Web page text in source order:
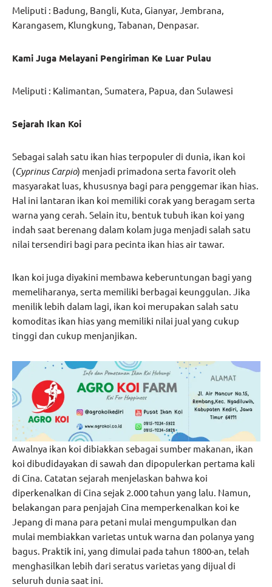
Meliputi : Badung, Bangli, Kuta, Gianyar, Jembrana,
Karangasem, Klungkung, Tabanan, Denpasar.
Kami Juga Melayani Pengiriman Ke Luar Pulau
Meliputi : Kalimantan, Sumatera, Papua, dan Sulawesi
Sejarah Ikan Koi
Sebagai salah satu ikan hias terpopuler di dunia, ikan koi
(Cyprinus Carpio) menjadi primadona serta favorit oleh
masyarakat luas, khususnya bagi para penggemar ikan hias.
Hal ini lantaran ikan koi memiliki corak yang beragam serta
warna yang cerah. Selain itu, bentuk tubuh ikan koi yang
indah saat berenang dalam kolam juga menjadi salah satu
nilai tersendiri bagi para pecinta ikan hias air tawar.
Ikan koi juga diyakini membawa keberuntungan bagi yang
memeliharanya, serta memiliki berbagai keunggulan. Jika
menilik lebih dalam lagi, ikan koi merupakan salah satu
komoditas ikan hias yang memiliki nilai jual yang cukup
tinggi dan cukup menjanjikan.
Awalnya ikan koi dibiakkan sebagai sumber makanan, ikan
koi dibudidayakan di sawah dan dipopulerkan pertama kali
di Cina. Catatan sejarah menjelaskan bahwa koi
diperkenalkan di Cina sejak 2.000 tahun yang lalu. Namun,
belakangan para penjajah Cina memperkenalkan koi ke
Jepang di mana para petani mulai mengumpulkan dan
mulai membiakkan varietas untuk warna dan polanya yang
bagus. Praktik ini, yang dimulai pada tahun 1800-an, telah
menghasilkan lebih dari seratus varietas yang dijual di
seluruh dunia saat ini.